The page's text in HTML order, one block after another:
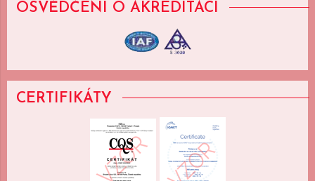
OSVĚDČENÍ O AKREDITACI
CERTIFIKÁTY